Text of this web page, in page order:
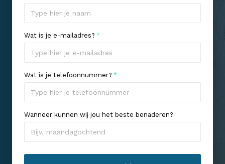
Wat is je e-mailadres? *
Wat is je telefoonnummer? *
Wanneer kunnen wij jou het beste benaderen?